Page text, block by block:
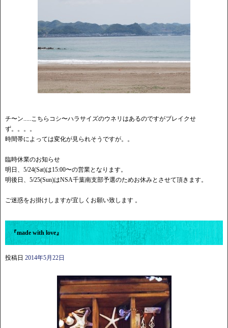
チ〜ン.....こちらコシ〜ハラサイズのウネリはあるのですがブレイクせ
ず。。。。
時間帯によっては変化が見られそうですが。。
臨時休業のお知らせ
明日、5/24(Sat)は15:00〜の営業となります。
明後日、5/25(Sun)はNSA千葉南支部予選のためお休みとさせて頂きます。
ご迷惑をお掛けしますが宜しくお願い致します 。
『made with love』
投稿日 2014年5月22日